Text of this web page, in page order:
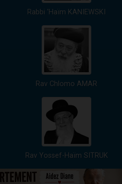
Rabbi 'Haïm KANIEWSKI
Rav Chlomo AMAR
Rav Yossef-Haïm SITRUK